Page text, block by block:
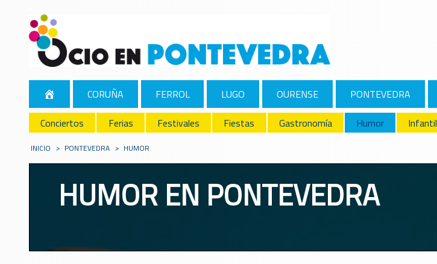
CORUÑA FERROL LUGO OURENSE PONTEVEDRA
Conciertos
Ferias Festivales Fiestas Gastronomía Humor Infantil
INICIO > PONTEVEDRA > HUMOR
HUMOR EN PONTEVEDRA